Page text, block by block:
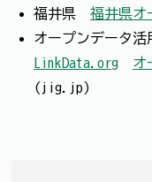
福井県 福井県オ
オープンデータ
LinkData.org
オ
(jig.jp)